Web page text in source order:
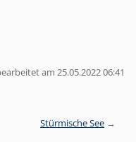
am 25.05.2022 06:41
Stürmische See